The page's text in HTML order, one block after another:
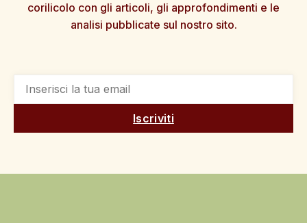
corilicolo con gli articoli, gli approfondimenti e le
analisi pubblicate sul nostro sito.
Iscriviti